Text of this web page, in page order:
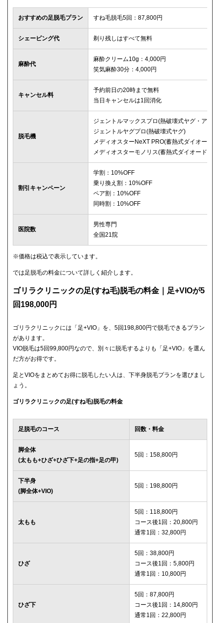
おすすめの足脱毛プラン すね毛脱毛5回：87,800円
シェービング代 剃り残しはすべて無料
麻酔代
麻酔クリーム10g：4,000円
笑気麻酔30分：4,000円
キャンセル料
予約前日の20時まで無料
当日キャンセルは1回消化
脱毛機
ジェントルマックスプロ(熱破壊式ヤグ・アレキ
ジェントルヤグプロ(熱破壊式ヤグ)
メディオスターNeXT PRO(蓄熱式ダイオード)
メディオスターモノリス(蓄熱式ダイオード)
割引キャンペーン
学割：10%OFF
乗り換え割：10%OFF
ペア割：10%OFF
同時割：10%OFF
医院数
男性専門
全国21院
※価格は税込で表示しています。
では足脱毛の料金について詳しく紹介します。
ゴリラクリニックの足(すね毛)脱毛の料金｜足+VIOが5
回198,000円
ゴリラクリニックには「足+VIO」を、5回198,800円で脱毛できるプラン
があります。
VIO脱毛は5回99,800円なので、別々に脱毛するよりも「足+VIO」を選ん
だ方がお得です。
足とVIOをまとめてお得に脱毛したい人は、下半身脱毛プランを選びまし
ょう。
ゴリラクリニックの足(すね毛)脱毛の料金
足脱毛のコース 回数・料金
脚全体
(太もも+ひざ+ひざ下+足の指+足の甲)
5回：158,800円
下半身
(脚全体+VIO)
5回：198,800円
太もも
5回：118,800円
コース後1回：20,800円
通常1回：32,800円
ひざ
5回：38,800円
コース後1回：5,800円
通常1回：10,800円
ひざ下
5回：87,800円
コース後1回：14,800円
通常1回：22,800円